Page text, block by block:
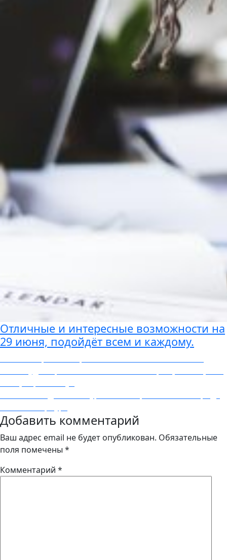
Отличные и интересные возможности на
29 июня, подойдёт всем и каждому.
Навигация
по
записям
Добавить комментарий
Ваш адрес email не будет опубликован. Обязательные
поля помечены *
Комментарий *